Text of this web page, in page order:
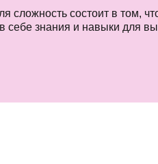
сложность состоит в том,
знания и навыки для